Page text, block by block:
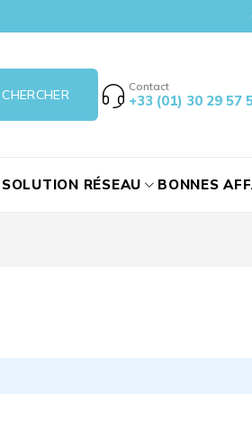
Contact
+33 (01) 30 29 57
SOLUTION RÉSEAU BONNES